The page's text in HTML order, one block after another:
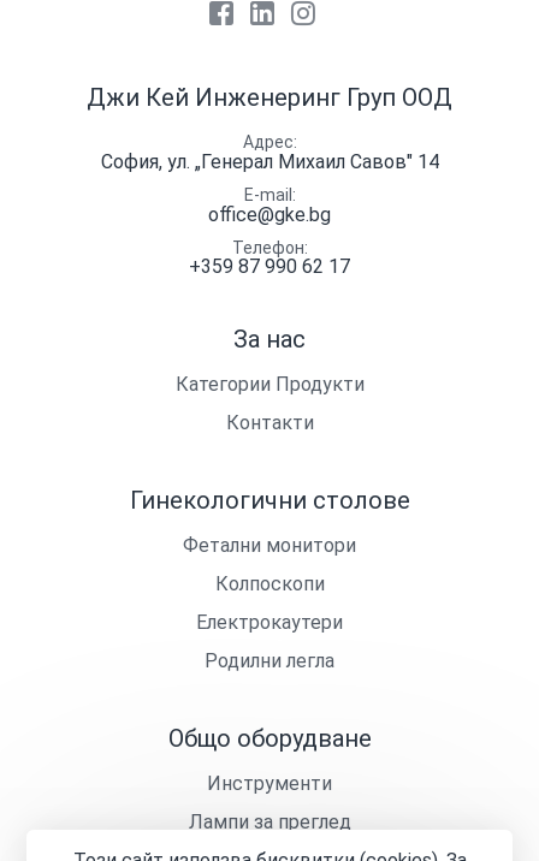
За нас
Категории Продукти
Контакти
Гинекологични столове
Фетални монитори
Колпоскопи
Електрокаутери
Родилни легла
Общо оборудване
Инструменти
Лампи за преглед
Джи Кей Инженеринг Груп ООД
Адрес
София, ул. „Генерал Михаил Савов" 14
E-mail
office@gke.bg
Телефон
+359 87 990 62 17
Facebook
LinkedIn